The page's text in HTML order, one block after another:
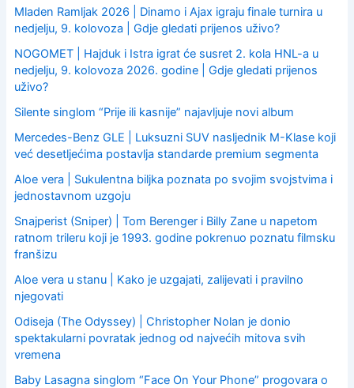
o
r
Mladen Ramljak 2026 | Dinamo i Ajax igraju finale turnira u
nedjelju, 9. kolovoza | Gdje gledati prijenos uživo?
NOGOMET | Hajduk i Istra igrat će susret 2. kola HNL-a u
nedjelju, 9. kolovoza 2026. godine | Gdje gledati prijenos
uživo?
Silente singlom “Prije ili kasnije” najavljuje novi album
Mercedes-Benz GLE | Luksuzni SUV nasljednik M-Klase koji
već desetljećima postavlja standarde premium segmenta
Aloe vera | Sukulentna biljka poznata po svojim svojstvima i
jednostavnom uzgoju
Snajperist (Sniper) | Tom Berenger i Billy Zane u napetom
ratnom trileru koji je 1993. godine pokrenuo poznatu filmsku
franšizu
Aloe vera u stanu | Kako je uzgajati, zalijevati i pravilno
njegovati
Odiseja (The Odyssey) | Christopher Nolan je donio
spektakularni povratak jednog od najvećih mitova svih
vremena
Baby Lasagna singlom “Face On Your Phone” progovara o